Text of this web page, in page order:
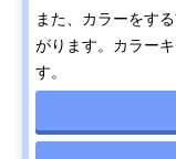
また、カラーをす
がります。カラー
す。